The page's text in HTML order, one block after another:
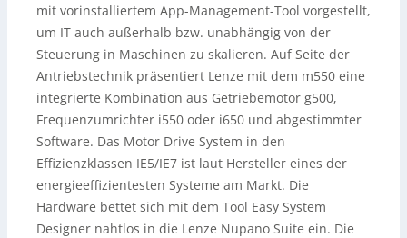
mit vorinstalliertem App-Management-Tool vorgestellt,
um IT auch außerhalb bzw. unabhängig von der
Steuerung in Maschinen zu skalieren. Auf Seite der
Antriebstechnik präsentiert Lenze mit dem m550 eine
integrierte Kombination aus Getriebemotor g500,
Frequenzumrichter i550 oder i650 und abgestimmter
Software. Das Motor Drive System in den
Effizienzklassen IE5/IE7 ist laut Hersteller eines der
energieeffizientesten Systeme am Markt. Die
Hardware bettet sich mit dem Tool Easy System
Designer nahtlos in die Lenze Nupano Suite ein. Die